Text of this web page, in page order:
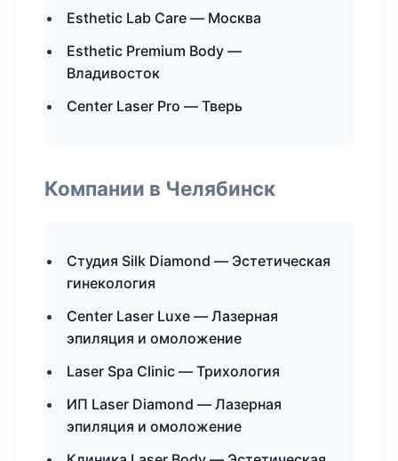
Esthetic Lab Care — Москва
Esthetic Premium Body —
Владивосток
Center Laser Pro — Тверь
Компании в Челябинск
Студия Silk Diamond — Эстетическая
гинекология
Center Laser Luxe — Лазерная
эпиляция и омоложение
Laser Spa Clinic — Трихология
ИП Laser Diamond — Лазерная
эпиляция и омоложение